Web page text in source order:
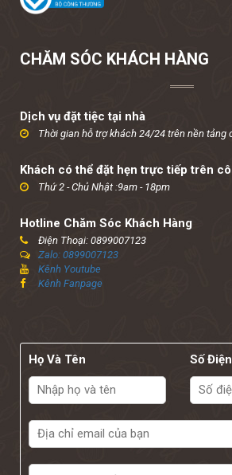
CHĂM SÓC KHÁCH HÀNG
Dịch vụ đặt tiệc tại nhà
Thời gian hỗ trợ khách 24/24 trên nền tảng
Khách có thể đặt hẹn trực tiếp trên
Thứ 2 - Chủ Nhật :9am - 18pm
Hotline Chăm Sóc Khách Hàng
Điện Thoại: 0899007123
Zalo: 0899007123
Kênh Youtube
Kênh Fanpage
Họ Và Tên Số